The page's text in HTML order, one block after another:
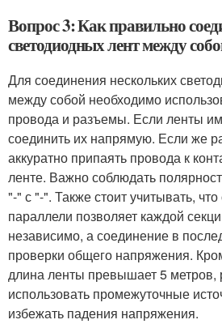
Вопрос 3: Как правильно
светодиодных лент между
Для соединения нескольких
между собой необходимо
провода и разъемы. Если ленты
соединить их напрямую. Если же
аккуратно припаять провода к
ленте. Важно соблюдать
"-" с "-". Также стоит учитывать,
параллели позволяет каждой
независимо, а соединение в
проверки общего напряжения.
длина ленты превышает 5 метров,
использовать промежуточные
избежать падения напряжения.